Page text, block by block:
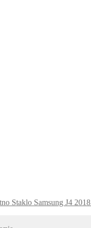
Staklo Samsung J4 2018